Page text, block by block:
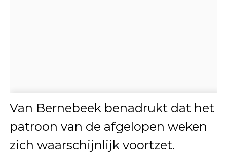
Van Bernebeek benadrukt dat het
patroon van de afgelopen weken
zich waarschijnlijk voortzet.